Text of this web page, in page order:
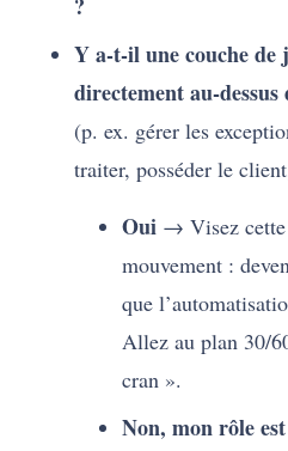
?
Y a-t-il une couche de
directement au-dessus
(p. ex. gérer les
traiter, posséder le
Oui → Visez cette
mouvement :
que
Allez au plan 30/
cran ».
Non, mon rôle